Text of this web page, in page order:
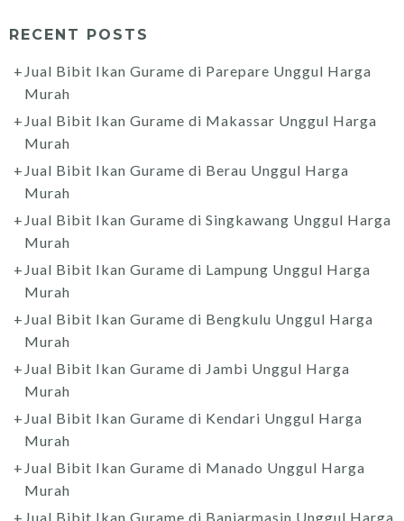
RECENT POSTS
Jual Bibit Ikan Gurame di Parepare Unggul Harga
Murah
Jual Bibit Ikan Gurame di Makassar Unggul Harga
Murah
Jual Bibit Ikan Gurame di Berau Unggul Harga
Murah
Jual Bibit Ikan Gurame di Singkawang Unggul Harga
Murah
Jual Bibit Ikan Gurame di Lampung Unggul Harga
Murah
Jual Bibit Ikan Gurame di Bengkulu Unggul Harga
Murah
Jual Bibit Ikan Gurame di Jambi Unggul Harga
Murah
Jual Bibit Ikan Gurame di Kendari Unggul Harga
Murah
Jual Bibit Ikan Gurame di Manado Unggul Harga
Murah
Jual Bibit Ikan Gurame di Banjarmasin Unggul Harga